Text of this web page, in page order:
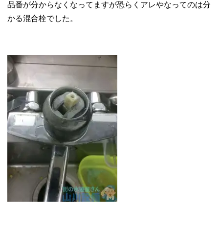
品番が分からなくなってますが恐らくアレやなってのは分
かる混合栓でした。